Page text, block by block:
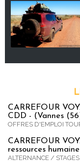
CARREFOUR
CDD - (Vannes
OFFRES D'EMPLOI
CARREFOUR
ressources
ALTERNANCE /